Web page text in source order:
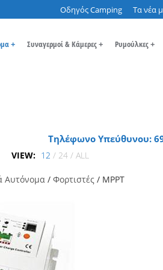
Οδηγός Camping Τα νέα
+ Συναγερμοί & Κάμερες+ Ρυμούλκες+
Τηλέφωνο Υπεύθυνου:
VIEW: 12 / 24/ ALL
Αυτόνομα/ Φορτιστές/ MPPT